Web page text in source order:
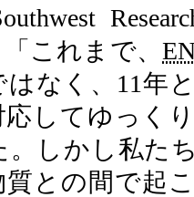
「これまで、
はなく、11年
応してゆっく
。しかし私た
質との間で起